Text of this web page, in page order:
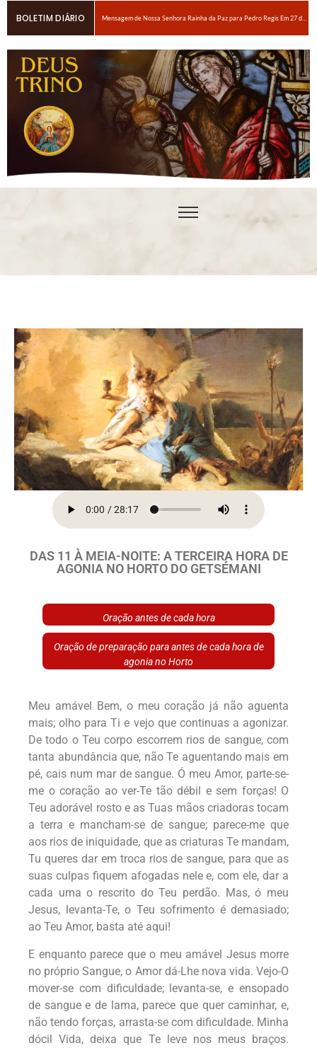
BOLETIM DIÁRIO
6 maneiras fáceis de orar se você estiver espiritualmente cansado
Oração para obter um amor ardente a Nosso Senhor Jesus Cristo
Em breve, grandes provações!Nossa Senhora Rainha do Rosário e da paz para Edson Glauber em 29 de novembro de 2020
Pedro – Escolha sempre a porta estreita
DAS 11 À MEIA-NOITE: A TERCEIRA HORA DE
AGONIA NO HORTO DO GETSÉMANI
Oração antes de cada hora
Oração de preparação para antes de cada hora de
agonia no Horto
Meu amável Bem, o meu coração já não aguenta
mais; olho para Ti e vejo que continuas a agonizar.
De todo o Teu corpo escorrem rios de sangue, com
tanta abundância que, não Te aguentando mais em
pé, cais num mar de sangue. Ó meu Amor, parte-se-
me o coração ao ver-Te tão débil e sem forças! O
Teu adorável rosto e as Tuas mãos criadoras tocam
a terra e mancham-se de sangue; parece-me que
aos rios de iniquidade, que as criaturas Te mandam,
Tu queres dar em troca rios de sangue, para que as
suas culpas fiquem afogadas nele e, com ele, dar a
cada uma o rescrito do Teu perdão. Mas, ó meu
Jesus, levanta-Te, o Teu sofrimento é demasiado;
ao Teu Amor, basta até aqui!
E enquanto parece que o meu amável Jesus morre
no próprio Sangue, o Amor dá-Lhe nova vida. Vejo-O
mover-se com dificuldade; levanta-se, e ensopado
de sangue e de lama, parece que quer caminhar, e,
não tendo forças, arrasta-se com dificuldade. Minha
dócil Vida, deixa que Te leve nos meus braços.